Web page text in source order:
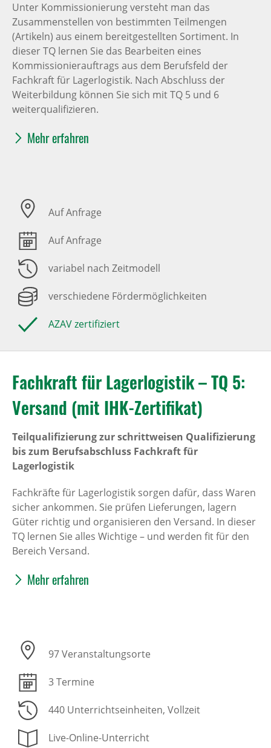
Unter Kommissionierung versteht man das
Zusammenstellen von bestimmten Teilmengen
(Artikeln) aus einem bereitgestellten Sortiment. In
dieser TQ lernen Sie das Bearbeiten eines
Kommissionierauftrags aus dem Berufsfeld der
Fachkraft für Lagerlogistik. Nach Abschluss der
Weiterbildung können Sie sich mit TQ 5 und 6
weiterqualifizieren.
Mehr erfahren
Auf Anfrage
Auf Anfrage
variabel nach Zeitmodell
verschiedene Fördermöglichkeiten
AZAV zertifiziert
Fachkraft für Lagerlogistik – TQ 5:
Versand (mit IHK-Zertifikat)
Teilqualifizierung zur schrittweisen Qualifizierung
bis zum Berufsabschluss Fachkraft für
Lagerlogistik
Fachkräfte für Lagerlogistik sorgen dafür, dass Waren
sicher ankommen. Sie prüfen Lieferungen, lagern
Güter richtig und organisieren den Versand. In dieser
TQ lernen Sie alles Wichtige – und werden fit für den
Bereich Versand.
Mehr erfahren
97 Veranstaltungsorte
3 Termine
440 Unterrichtseinheiten, Vollzeit
Live-Online-Unterricht